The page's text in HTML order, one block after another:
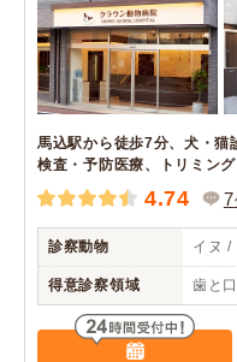
馬込駅から徒歩7分、犬・猫
検査・予防医療、トリミン
4.74 7
診察動物 イヌ /
得意診察領域 歯と